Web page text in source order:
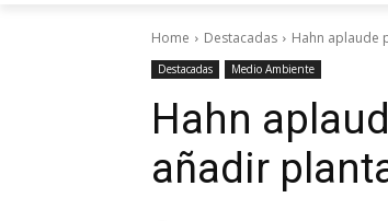
Home Destacadas Hahn aplaude
Destacadas Medio Ambiente
Hahn
añadir